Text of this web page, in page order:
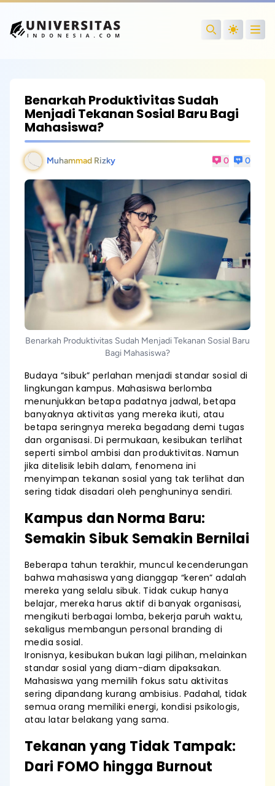
Search
Benarkah Produktivitas Sudah
Menjadi Tekanan Sosial Baru Bagi
Mahasiswa?
Muhammad Rizky 0 0
Benarkah Produktivitas Sudah Menjadi Tekanan Sosial Baru
Bagi Mahasiswa?
Budaya “sibuk” perlahan menjadi standar sosial di
lingkungan kampus. Mahasiswa berlomba
menunjukkan betapa padatnya jadwal, betapa
banyaknya aktivitas yang mereka ikuti, atau
betapa seringnya mereka begadang demi tugas
dan organisasi. Di permukaan, kesibukan terlihat
seperti simbol ambisi dan produktivitas. Namun
jika ditelisik lebih dalam, fenomena ini
menyimpan tekanan sosial yang tak terlihat dan
sering tidak disadari oleh penghuninya sendiri.
Kampus dan Norma Baru:
Semakin Sibuk Semakin Bernilai
Beberapa tahun terakhir, muncul kecenderungan
bahwa mahasiswa yang dianggap “keren” adalah
mereka yang selalu sibuk. Tidak cukup hanya
belajar, mereka harus aktif di banyak organisasi,
mengikuti berbagai lomba, bekerja paruh waktu,
sekaligus membangun personal branding di
media sosial.
Ironisnya, kesibukan bukan lagi pilihan, melainkan
standar sosial yang diam-diam dipaksakan.
Mahasiswa yang memilih fokus satu aktivitas
sering dipandang kurang ambisius. Padahal, tidak
semua orang memiliki energi, kondisi psikologis,
atau latar belakang yang sama.
Tekanan yang Tidak Tampak:
Dari FOMO hingga Burnout